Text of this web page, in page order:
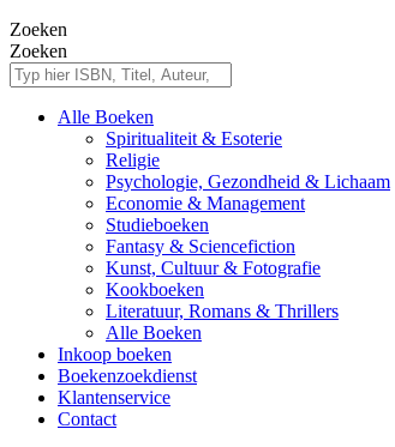
Zoeken
Zoeken
Alle Boeken
Spiritualiteit & Esoterie
Religie
Psychologie, Gezondheid & Lichaam
Economie & Management
Studieboeken
Fantasy & Sciencefiction
Kunst, Cultuur & Fotografie
Kookboeken
Literatuur, Romans & Thrillers
Alle Boeken
Inkoop boeken
Boekenzoekdienst
Klantenservice
Contact